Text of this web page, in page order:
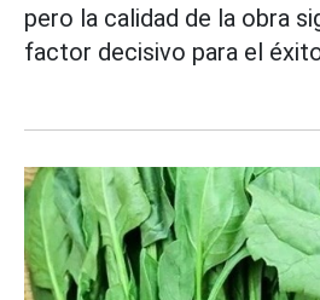
pero la calidad de la obra
factor decisivo para el